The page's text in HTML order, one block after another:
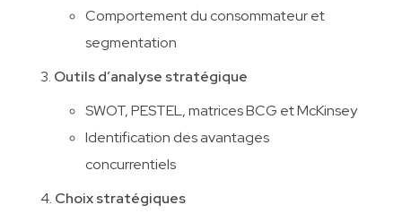
Comportement du consommateur et
segmentation
Outils d’analyse stratégique
SWOT, PESTEL, matrices BCG et McKinsey
Identification des avantages
concurrentiels
Choix stratégiques